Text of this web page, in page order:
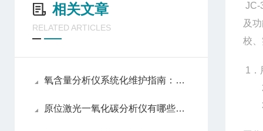
相关文章
RELATED ARTICLES
氧含量分析仪系统化维护指南：日常保养解析
原位激光一氧化碳分析仪有哪些亮眼的功能特色呢？
JC-
及
校
1．